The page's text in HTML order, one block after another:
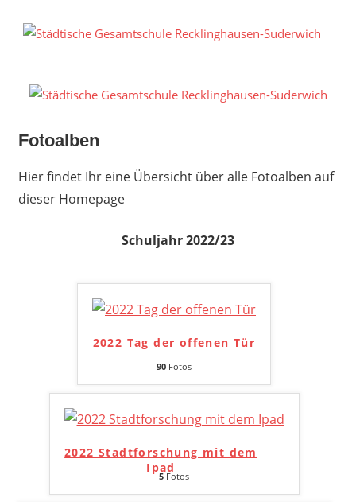
Inhalt
Fotoalben
Hier findet Ihr eine Übersicht über alle Fotoalben auf
dieser Homepage
Schuljahr 2022/23
2022 Tag der offenen Tür
90 Fotos
2022 Stadtforschung mit dem
Ipad
5Fotos